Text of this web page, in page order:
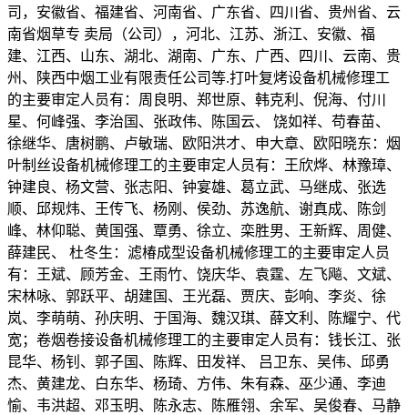
司，安徽省、福建省、河南省、广东省、四川省、贵州省、云
南省烟草专 卖局（公司），河北、江苏、浙江、安徽、福
建、江西、山东、湖北、湖南、广东、广西、四川、云南、贵
州、陕西中烟工业有限责任公司等.打叶复烤设备机械修理工
的主要审定人员有：周良明、郑世原、韩克利、倪海、付川
星、何峰强、李治国、张政伟、陈国云、 饶如祥、苟春苗、
徐继华、唐树鹏、卢敏瑞、欧阳洪才、申大章、欧阳晓东：烟
叶制丝设备机械修理工的主要审定人员有：王欣烨、林豫璋、
钟建良、杨文营、张志阳、钟宴雄、葛立武、马继成、张选
顺、邱规炜、王传飞、杨刚、侯劲、苏逸航、谢真成、陈剑
峰、林仰聪、黄国强、覃勇、徐立、栾胜男、王新辉、周健、
薛建民、 杜冬生：滤椿成型设备机械修理工的主要审定人员
有：王斌、顾芳金、王雨竹、饶庆华、袁霆、左飞飚、文斌、
宋林咏、郭跃平、胡建国、王光磊、贾庆、彭响、李炎、徐
岚、李萌萌、孙庆明、于国海、魏汉琪、薛文利、陈耀宁、代
宽；卷烟卷接设备机械修理工的主要审定人员有：钱长江、张
昆华、杨钊、郭子国、陈辉、田发祥、 吕卫东、吴伟、邱勇
杰、黄建龙、白东华、杨琦、方伟、朱有森、巫少通、李迪
愉、韦洪超、邓玉明、陈永志、陈雁翎、余军、吴俊春、马静